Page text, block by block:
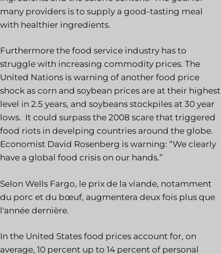
many providers is to supply a good-tasting meal
with healthier ingredients.
Furthermore the food service industry has to
struggle with increasing commodity prices. The
United Nations is warning of another food price
shock as corn and soybean prices are at their highest
level in 2.5 years, and soybeans stockpiles at 30 year
lows. It could surpass the 2008 scare that triggered
food riots in develping countries around the globe.
Economist David Rosenberg is warning: “We clearly
have a global food crisis on our hands.”
Selon Wells Fargo, le prix de la viande, notamment
du porc et du bœuf, augmentera deux fois plus que
l'année dernière.
In the United States food prices account for, on
average, 10 percent up to 14 percent of personal